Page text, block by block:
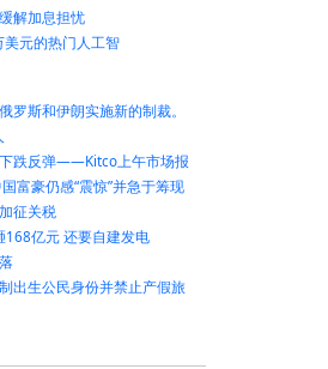
解加息担忧
元的热门人工智
罗斯和伊朗实施新的制裁。
跌反弹——Kitco上午市场报
富豪仍感“震惊”并急于筹现
征关税
亿元 还要自建发电
出生公民身份并禁止产假旅